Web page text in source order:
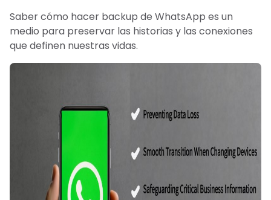
Saber cómo hacer backup de WhatsApp es un
medio para preservar las historias y las conexiones
que definen nuestras vidas.